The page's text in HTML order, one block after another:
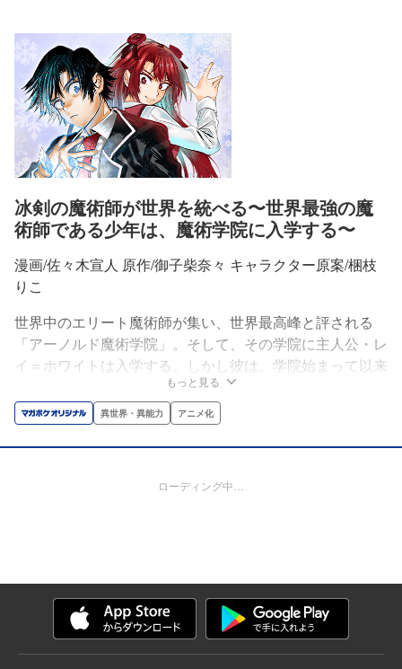
冰剣の魔術師が世界を統べる〜世界最強の魔
術師である少年は、魔術学院に入学する〜
漫画/佐々木宣人 原作/御子柴奈々 キャラクター原案/梱枝
りこ
世界中のエリート魔術師が集い、世界最高峰と評される
「アーノルド魔術学院」。そして、その学院に主人公・レ
イ＝ホワイトは入学する。しかし彼は、学院始まって以来
の一般家庭出身の魔術師だった。周りの貴族出身の魔術師
たちは彼を侮蔑し、見下した。だが皆は知らなかった。彼
こそが、世界七大魔術師の中でも最強と謳われている【冰
剣の魔術師】であることを。なろう発の超話題作‼
もっと見る
異世界・異能力 アニメ化
ローディング中…